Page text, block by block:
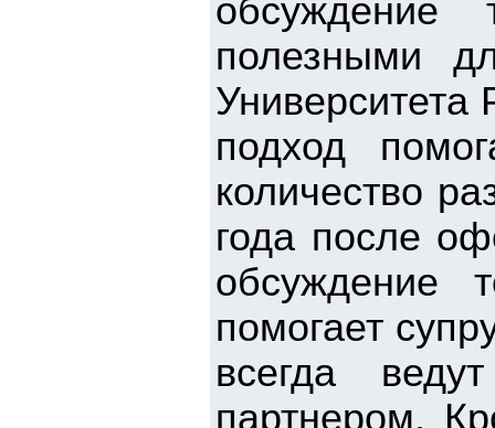
обсуждение
полезными
Университета
подход
количество
года после
обсуждение
помогает
всегда
партнером.